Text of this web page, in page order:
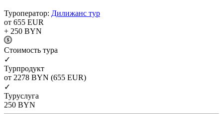
Туроператор: Дилижанс тур
от 655 EUR
+ 250 BYN
Cтоимость тура
✓
Турпродукт
от 2278 BYN (655 EUR)
✓
Туруслуга
250 BYN